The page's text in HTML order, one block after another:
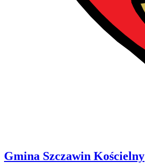
Gmina Szczawin Kościelny